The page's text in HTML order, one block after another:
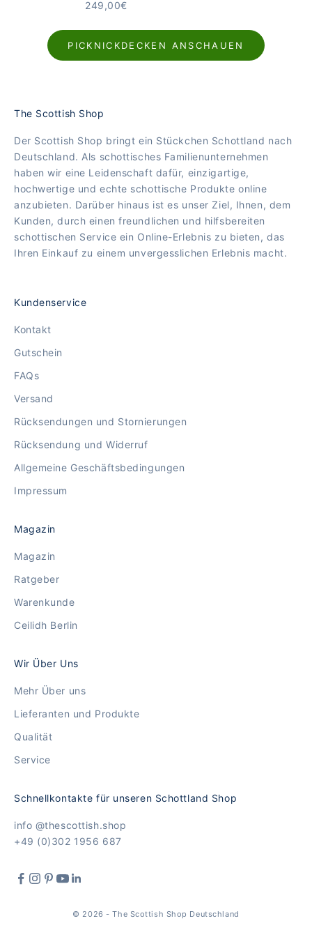
SHETLAND NOSS | PFAU GRÜN
ANGEBOT
249,00€
PICKNICKDECKEN ANSCHAUEN
The Scottish Shop
Der Scottish Shop bringt ein Stückchen Schottland nach
Deutschland. Als schottisches Familienunternehmen
haben wir eine Leidenschaft dafür, einzigartige,
hochwertige und echte schottische Produkte online
anzubieten. Darüber hinaus ist es unser Ziel, Ihnen, dem
Kunden, durch einen freundlichen und hilfsbereiten
schottischen Service ein Online-Erlebnis zu bieten, das
Ihren Einkauf zu einem unvergesslichen Erlebnis macht.
Kundenservice
Kontakt
Gutschein
FAQs
Versand
Rücksendungen und Stornierungen
Rücksendung und Widerruf
Allgemeine Geschäftsbedingungen
Impressum
Magazin
Magazin
Ratgeber
Warenkunde
Ceilidh Berlin
Wir Über Uns
Mehr Über uns
Lieferanten und Produkte
Qualität
Service
Schnellkontakte für unseren Schottland Shop
info @thescottish.shop
+49 (0)302 1956 687
© 2026 - The Scottish Shop Deutschland